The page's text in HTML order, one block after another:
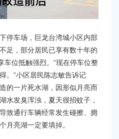
车场，巨龙台湾城小区内部
足，部分居民已享有数十年的
车位抵触强烈。“现在停车位整
。”小区居民陈志敏告诉记
的一片死水湖，因形似月亮而
水发臭浑浊，夏天很招蚊子，
致通行车辆经常发生碰擦、拥
月亮湖一定要填掉。